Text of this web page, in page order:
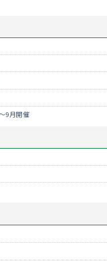
9月開催